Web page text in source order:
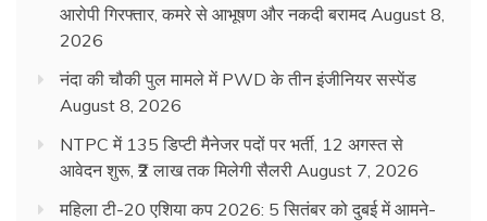
आरोपी गिरफ्तार, कमरे से आभूषण और नकदी बरामद August 8,
2026
नंदा की चौकी पुल मामले में PWD के तीन इंजीनियर सस्पेंड
August 8, 2026
NTPC में 135 डिप्टी मैनेजर पदों पर भर्ती, 12 अगस्त से
आवेदन शुरू, ₹2 लाख तक मिलेगी सैलरी August 7, 2026
महिला टी-20 एशिया कप 2026: 5 सितंबर को दुबई में आमने-